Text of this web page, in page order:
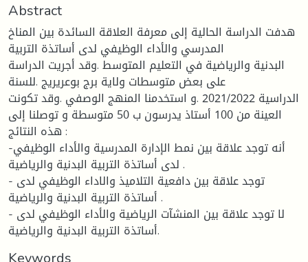
Abstract
هدفت الدراسة الحالية إلى معرفة العلاقة السائدة بين المناخ
المدرسي والأداء الوظيفي لدى أساتذة التربية
البدنية والرياضية في التعليم المتوسط .وقد أجريت الدراسة
على بعض متوسطات ولاية برج بوعريريج .للسنة
الدراسية 2021/2022 .و استخدمنا المنهج الوصفي .وقد تكونت
العينة من 100 أستاذ يدرسون ب 50 متوسطة و توصلنا إلى
هذه النتائج :
-أنه توجد علاقة بين نمط الإدارة المدرسية والأداء الوظيفي
لدى أساتذة التربية البدنية والرياضية .
- توجد علاقة بين دافعية التلاميذ والاداء الوظيفي لدى
أساتذة التربية البدنية والرياضية .
- لا توجد علاقة بين المنشآت الرياضية والأداء الوظيفي لدى
أساتذة التربية البدنية والرياضية.